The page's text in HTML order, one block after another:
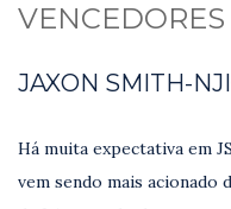
VENCEDORES
JAXON SMITH-
Há muita expectativa em
vem sendo mais